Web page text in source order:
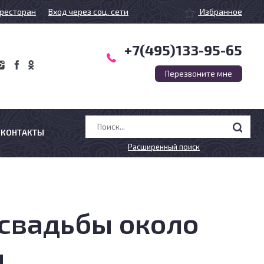
Вход через соц. сети Избранное
+7(495)133-95-65
Перезвоните мне
КОНТАКТЫ
Расширенный поиск
около